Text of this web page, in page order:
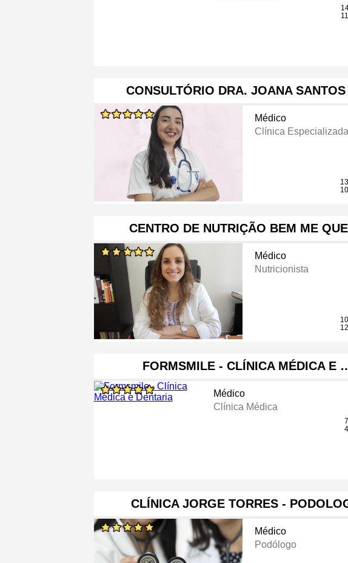
CONSULTÓRIO DRA. JOANA
Médico
Clínica Especializada
CENTRO DE NUTRIÇÃO BEM ME
Médico
Nutricionista
FORMSMILE - CLÍNICA MÉDICA E
Médico
Clínica Médica
CLÍNICA JORGE TORRES -
Médico
Podólogo